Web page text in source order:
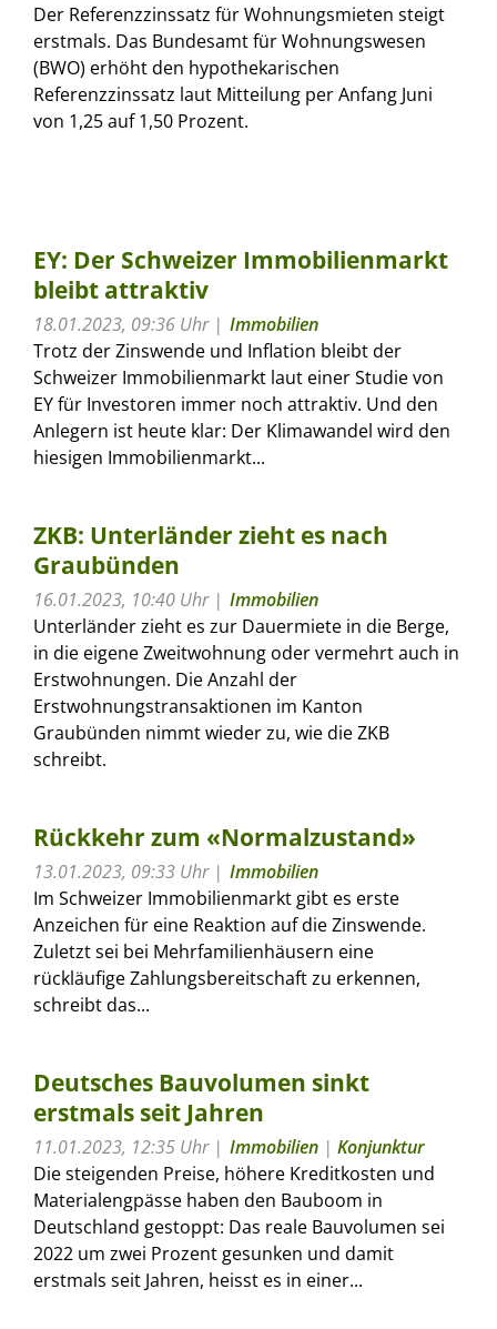
Der Referenzzinssatz für Wohnungsmieten steigt
erstmals. Das Bundesamt für Wohnungswesen
(BWO) erhöht den hypothekarischen
Referenzzinssatz laut Mitteilung per Anfang Juni
von 1,25 auf 1,50 Prozent.
EY: Der Schweizer Immobilienmarkt
bleibt attraktiv
18.01.2023, 09:36 Uhr
Immobilien
Trotz der Zinswende und Inflation bleibt der
Schweizer Immobilienmarkt laut einer Studie von
EY für Investoren immer noch attraktiv. Und den
Anlegern ist heute klar: Der Klimawandel wird den
hiesigen Immobilienmarkt...
ZKB: Unterländer zieht es nach
Graubünden
16.01.2023, 10:40 Uhr
Immobilien
Unterländer zieht es zur Dauermiete in die Berge,
in die eigene Zweitwohnung oder vermehrt auch in
Erstwohnungen. Die Anzahl der
Erstwohnungstransaktionen im Kanton
Graubünden nimmt wieder zu, wie die ZKB
schreibt.
Rückkehr zum «Normalzustand»
13.01.2023, 09:33 Uhr
Immobilien
Im Schweizer Immobilienmarkt gibt es erste
Anzeichen für eine Reaktion auf die Zinswende.
Zuletzt sei bei Mehrfamilienhäusern eine
rückläufige Zahlungsbereitschaft zu erkennen,
schreibt das...
Deutsches Bauvolumen sinkt
erstmals seit Jahren
11.01.2023, 12:35 Uhr Immobilien | Konjunktur
Die steigenden Preise, höhere Kreditkosten und
Materialengpässe haben den Bauboom in
Deutschland gestoppt: Das reale Bauvolumen sei
2022 um zwei Prozent gesunken und damit
erstmals seit Jahren, heisst es in einer...